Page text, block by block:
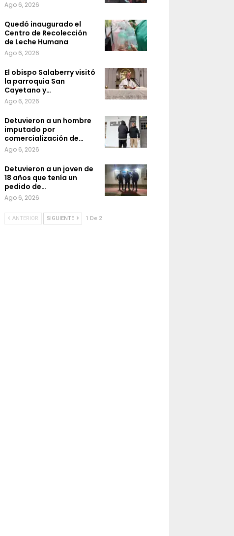
Ago 6, 2026
Quedó inaugurado el
Centro de Recolección
de Leche Humana
Ago 6, 2026
El obispo Salaberry visitó
la parroquia San
Cayetano y…
Ago 6, 2026
Detuvieron a un hombre
imputado por
comercialización de…
Ago 6, 2026
Detuvieron a un joven de
18 años que tenía un
pedido de…
Ago 6, 2026
ANTERIOR SIGUIENTE 1 De 2